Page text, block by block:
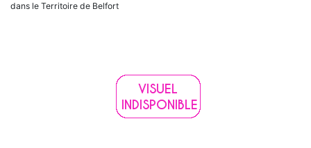
dans le Territoire de Belfort